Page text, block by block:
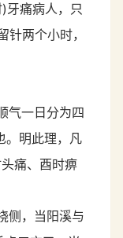
牙痛病人，只
两个小时，
气一日分为四
。明此理，凡
痛、酉时痹
侧，当阳溪与